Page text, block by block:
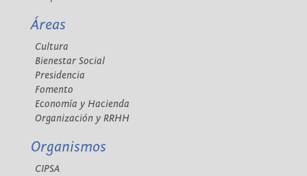
Áreas
Cultura
Bienestar Social
Presidencia
Fomento
Economía y Hacienda
Organización y RRHH
Organismos
CIPSA